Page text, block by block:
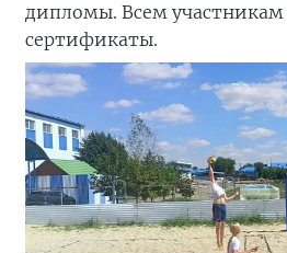
дипломы. Всем участникам
сертификаты.